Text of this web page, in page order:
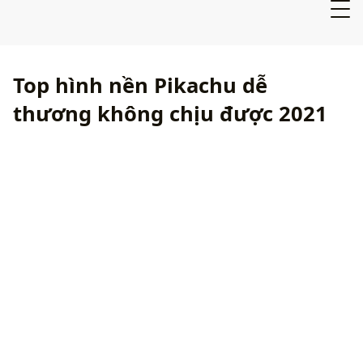
Top hình nền Pikachu dễ
thương không chịu được 2021